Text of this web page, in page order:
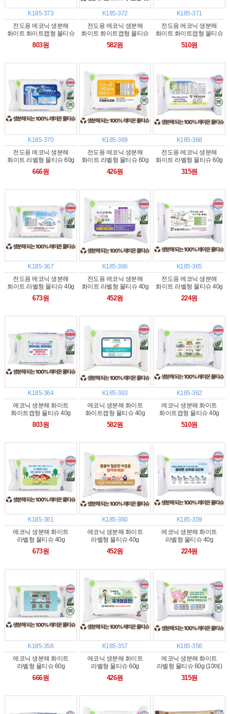
K185-373
전도용 에코닉 생분해
화이트 화이트캡형 물티슈
40g (35/40매)
803원
K185-372
전도용 에코닉 생분해
화이트 화이트캡형 물티슈
40g (25/30매)
582원
K185-371
전도용 에코닉 생분해
화이트 화이트캡형 물티슈
40g (20매)
510원
K185-370
전도용 에코닉 생분해
화이트 라벨형 물티슈 60g
(25/30매)
666원
K185-369
전도용 에코닉 생분해
화이트 라벨형 물티슈 60g
(15/20매)
426원
K185-368
전도용 에코닉 생분해
화이트 라벨형 물티슈 60g
(10매)
315원
K185-367
전도용 에코닉 생분해
화이트 라벨형 물티슈 40g
(35/40매)
673원
K185-366
전도용 에코닉 생분해
화이트 라벨형 물티슈 40g
(25/30매)
452원
K185-365
전도용 에코닉 생분해
화이트 라벨형 물티슈 40g
(10/15/20매)
224원
K185-364
에코닉 생분해 화이트
화이트캡형 물티슈 40g
(35/40매)
803원
K185-363
에코닉 생분해 화이트
화이트캡형 물티슈 40g
(25/30매)
582원
K185-362
에코닉 생분해 화이트
화이트캡형 물티슈 40g
(20매)
510원
K185-361
에코닉 생분해 화이트
라벨형 물티슈 40g
(35/40매)
673원
K185-360
에코닉 생분해 화이트
라벨형 물티슈 40g
(25/30매)
452원
K185-359
에코닉 생분해 화이트
라벨형 물티슈 40g
(10/15/20매)
224원
K185-358
에코닉 생분해 화이트
라벨형 물티슈 60g
(25/30매)
666원
K185-357
에코닉 생분해 화이트
라벨형 물티슈 60g
(15/20매)
426원
K185-356
에코닉 생분해 화이트
라벨형 물티슈 60g (10매)
315원